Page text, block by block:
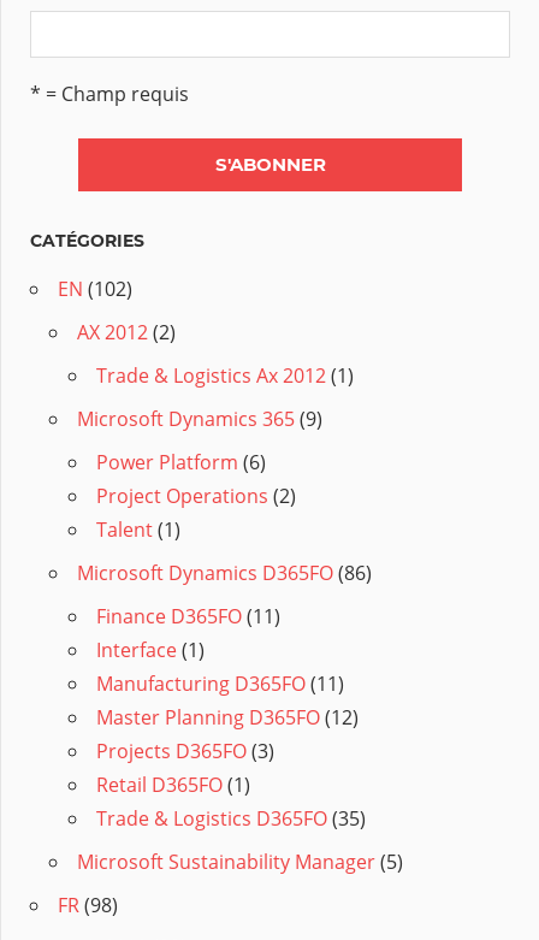
* = Champ requis
CATÉGORIES
EN (102)
AX 2012(2)
Trade & Logistics Ax 2012(1)
Microsoft Dynamics 365(9)
Power Platform (6)
Project Operations (2)
Talent(1)
Microsoft Dynamics D365FO(86)
Finance D365FO(11)
Interface(1)
Manufacturing D365FO(11)
Master Planning D365FO(12)
Projects D365FO(3)
Retail D365FO(1)
Trade & Logistics D365FO(35)
Microsoft Sustainability Manager(5)
FR(98)